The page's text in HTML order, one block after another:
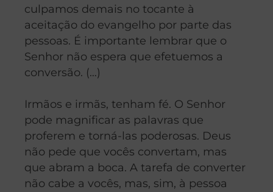
culpamos demais no tocante à
aceitação do evangelho por parte das
pessoas. É importante lembrar que o
Senhor não espera que efetuemos a
conversão. (…)
Irmãos e irmãs, tenham fé. O Senhor
pode magnificar as palavras que
proferem e torná-las poderosas. Deus
não pede que vocês convertam, mas
que abram a boca. A tarefa de converter
não cabe a vocês, mas, sim, à pessoa